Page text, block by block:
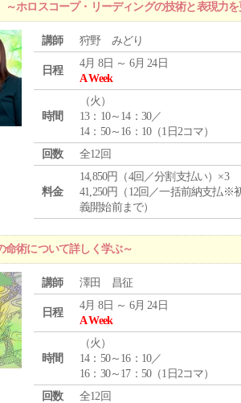
ホロスコープ・リーディングの技術と表現力
講師 狩野 みどり
日程
4月 8日 ～ 6月 24日
A Week
時間
（火 ）
13：10～14：30／
14：50～16：10（1日2コマ）
回数
全12回
料金
14,850円（4回／分割支払い）×3
41,250円（12回／一括前納支払※
義開始前まで）
術について詳しく学ぶ～
講師 澤田 昌征
日程
4月 8日 ～ 6月 24日
A Week
時間
（火 ）
14：50～16：10／
16：30～17：50（1日2コマ）
回数
全12回